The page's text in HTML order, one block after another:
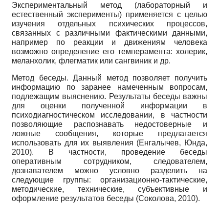
Экспериментальный метод (лабораторный и
естественный эксперименты) применяется с целью
изучения отдельных психических процессов,
связанных с различными фактическими данными,
например по реакции и движениям человека
возможно определение его темперамента: холерик,
меланхолик, флегматик или сангвиник и др.
Метод беседы. Данный метод позволяет получить
информацию по заранее намеченным вопросам,
подлежащим выяснению. Результаты беседы важны
для оценки полученной информации в
психодиагностическом исследовании, в частности
позволяющие распознавать недостоверные и
ложные сообщения, которые предлагается
использовать для их выявления (Енгалычев, Юнда,
2010). В частности, проведение беседы
оперативным сотрудником, следователем,
дознавателем можно условно разделить на
следующие группы: организационно-тактические,
методические, технические, субъективные и
оформление результатов беседы (Соколова, 2010).